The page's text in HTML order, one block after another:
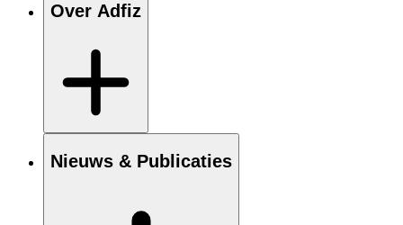
Over Adfiz
Nieuws & Publicaties